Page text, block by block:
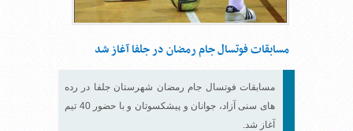
مسابقات فوتسال جام رمضان در جلفا آغاز شد
مسابقات فوتسال جام رمضان شهرستان جلفا در رده
های سنی آزاد، جوانان و پیشکسوتان و با حضور 40 تیم
آغاز شد.